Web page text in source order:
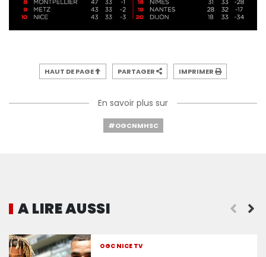
HAUT DE PAGE PARTAGER IMPRIMER
En savoir plus sur
#OGCNMHSC
A LIRE AUSSI
OGC NICE TV
Depuis quand le Gym n'avait pas marqué 3 buts